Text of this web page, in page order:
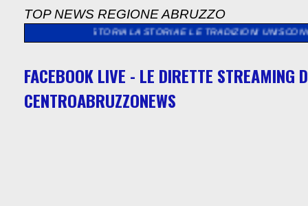
TOP NEWS REGIONE ABRUZZO
STORIA LA STORIA E LE TRADIZIONI UNISCONO L’EUROPA >>
FACEBOOK LIVE - LE DIRETTE STREAMING
CENTROABRUZZONEWS